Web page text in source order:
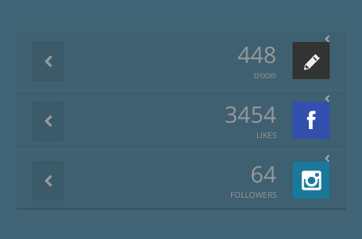
448
פוסטים
3454
LIKES
64
FOLLOWERS